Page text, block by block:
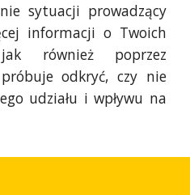
sytuacji prowadzący
informacji o Twoich
jak również poprzez
odkryć, czy nie
udziału i wpływu na